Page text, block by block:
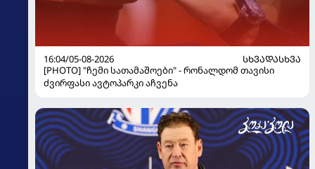
16:04/05-08-2026
ᲡᲮᲕᲐᲓᲐᲡᲮᲕᲐ
[PHOTO] "ჩემი სათამაშოები" - რონალდომ თავისი
ძვირფასი ავტოპარკი აჩვენა